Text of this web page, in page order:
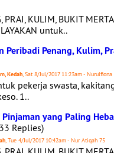
PRAI, KULIM, BUKIT
untuk..
Peribadi Penang, Kulim,
Kedah, Sat 8/Jul/2017 11:23am - Nurulfiona
pekerja swasta,
1..
yang Paling
Replies)
, Tue 4/Jul/2017 10:42am - Nur Atiqah 75